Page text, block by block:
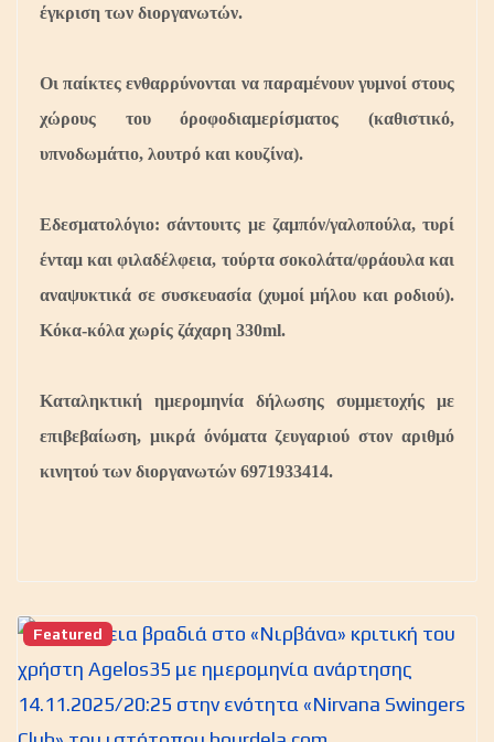
έγκριση των διοργανωτών.
Οι παίκτες ενθαρρύνονται να παραμένουν γυμνοί στους
χώρους του όροφοδιαμερίσματος (καθιστικό,
υπνοδωμάτιο, λουτρό και κουζίνα).
Εδεσματολόγιο: σάντουιτς με ζαμπόν/γαλοπούλα, τυρί
ένταμ και φιλαδέλφεια, τούρτα σοκολάτα/φράουλα και
αναψυκτικά σε συσκευασία (χυμοί μήλου και ροδιού).
Κόκα-κόλα χωρίς ζάχαρη 330ml.
Kαταληκτική ημερομηνία δήλωσης συμμετοχής με
επιβεβαίωση, μικρά όνόματα ζευγαριού στον αριθμό
κινητού των διοργανωτών 6971933414.
Featured